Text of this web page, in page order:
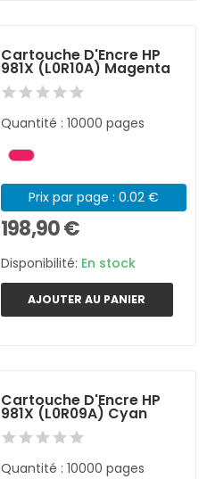
Cartouche D'Encre HP
981X (L0R10A) Magenta
Quantité : 10000 pages
Prix par page : 0.02 €
198,90 €
Disponibilité: En stock
AJOUTER AU PANIER
Cartouche D'Encre HP
981X (L0R09A) Cyan
Quantité : 10000 pages